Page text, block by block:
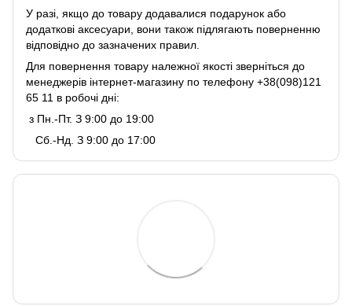
У разі, якщо до товару додавалися подарунок або
додаткові аксесуари, вони також підлягають поверненню
відповідно до зазначених правил.
Для повернення товару належної якості зверніться до
менеджерів інтернет-магазину по телефону +38(098)121
65 11 в робочі дні:
з Пн.-Пт. З 9:00 до 19:00
Сб.-Нд. З 9:00 до 17:00